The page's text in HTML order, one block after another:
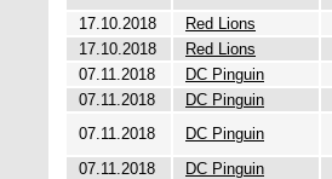
17.10.2018
Red Lions
17.10.2018
Red Lions
07.11.2018
DC Pinguin
07.11.2018
DC Pinguin
07.11.2018
DC Pinguin
07.11.2018
DC Pinguin